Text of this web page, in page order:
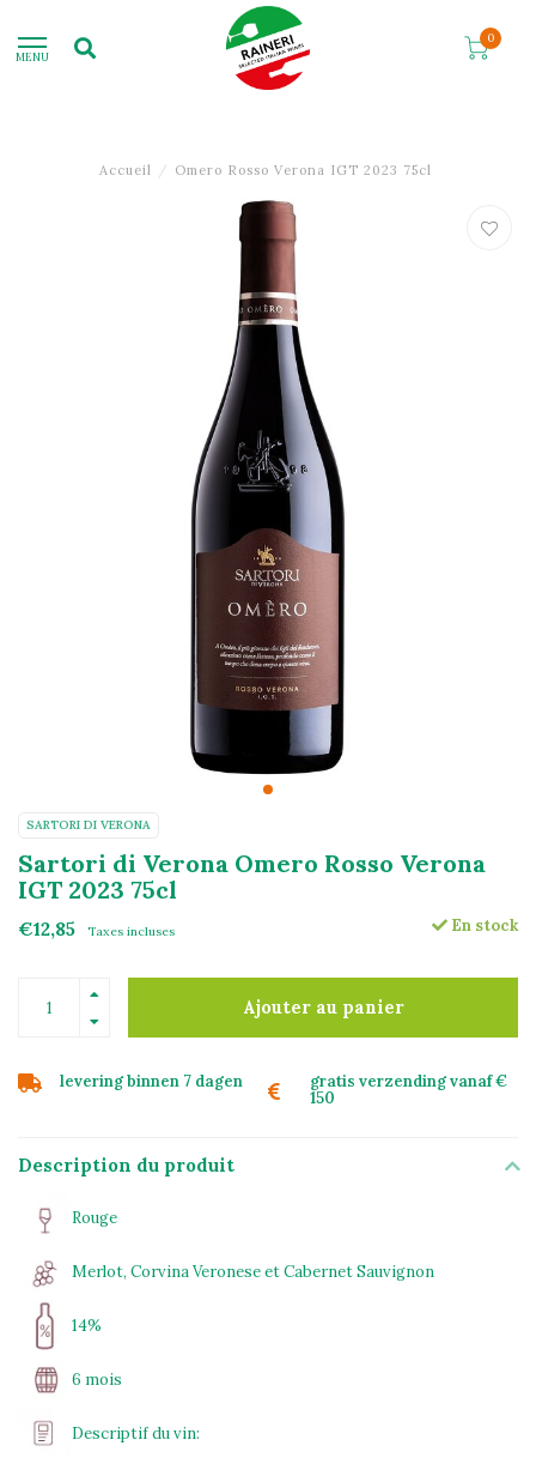
MENU
0
Accueil / Omero Rosso Verona IGT 2023 75cl
SARTORI DI VERONA
Sartori di Verona Omero Rosso Verona
IGT 2023 75cl
€12,85 Taxes incluses En stock
Ajouter au panier
levering binnen 7 dagen
gratis verzending vanaf €
150
Description du produit
Rouge
Merlot, Corvina Veronese et Cabernet Sauvignon
14%
6 mois
Descriptif du vin: